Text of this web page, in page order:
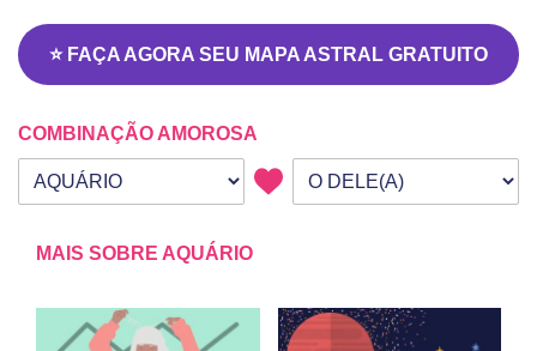
⭐ FAÇA AGORA SEU MAPA ASTRAL GRATUITO
COMBINAÇÃO AMOROSA
Seu signo
Signo da outra pessoa
MAIS SOBRE AQUÁRIO